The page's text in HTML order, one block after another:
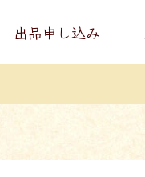
出品申し込み